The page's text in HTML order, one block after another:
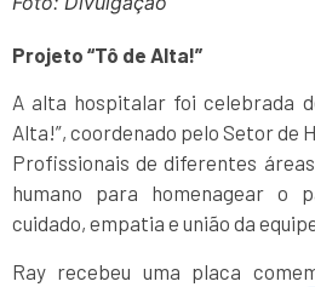
Projeto “Tô de Alta!”
A alta hospitalar foi celebrada
Alta!”, coordenado pelo Setor de
Profissionais de diferentes
humano para homenagear o
cuidado, empatia e união da
Ray recebeu uma placa